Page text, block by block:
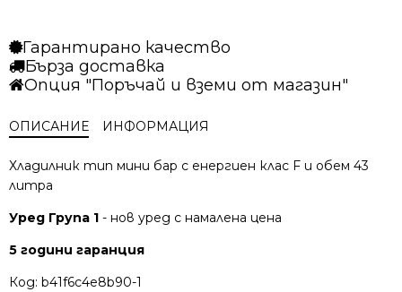
Гарантирано качество
Бърза доставка
Опция "Поръчай и вземи от магазин"
ОПИСАНИЕ ИНФОРМАЦИЯ
Хладилник тип мини бар с енергиен клас F и обем 43
литра
Уред Група 1 - нов уред с намалена цена
5 години гаранция
Код: b41f6c4e8b90-1